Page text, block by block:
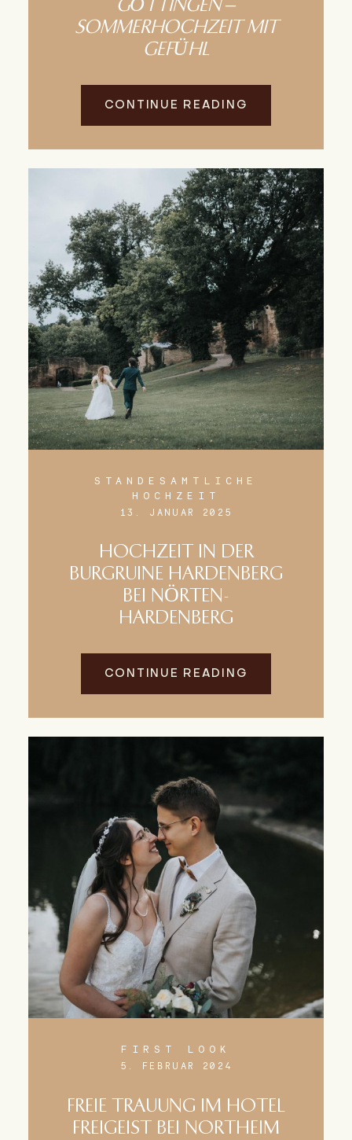
GÖTTINGEN –
SOMMERHOCHZEIT MIT
GEFÜHL
CONTINUE READING
STANDESAMTLICHE
HOCHZEIT
13. JANUAR 2025
HOCHZEIT IN DER
BURGRUINE HARDENBERG
BEI NÖRTEN-
HARDENBERG
CONTINUE READING
FIRST LOOK
5. FEBRUAR 2024
FREIE TRAUUNG IM HOTEL
FREIGEIST BEI NORTHEIM